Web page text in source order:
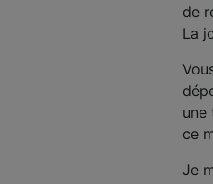
de
La
une
ce
Je